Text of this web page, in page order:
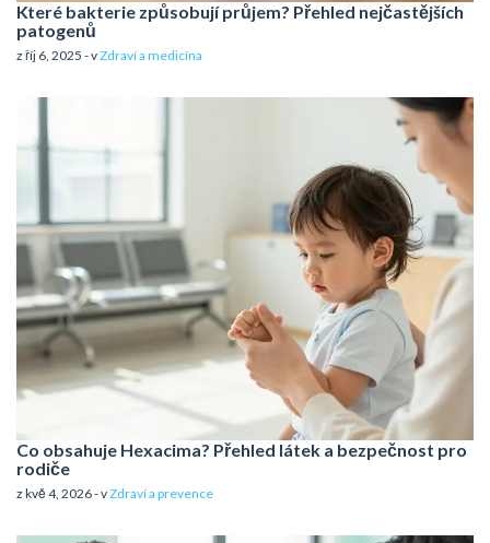
Které bakterie způsobují průjem? Přehled nejčastějších
patogenů
z říj 6, 2025 - vZdraví a medicína
Co obsahuje Hexacima? Přehled látek a bezpečnost pro
rodiče
z kvě 4, 2026 - vZdraví a prevence